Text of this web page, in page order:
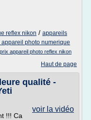
reflex nikon / appareils
photo numerique
prix appareil photo reflex nikon
Haut de page
qualité -
voir la vidéo
!!! Ca